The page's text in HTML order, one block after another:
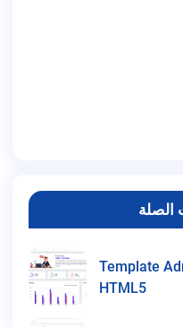
الصلة
Template
HTML5